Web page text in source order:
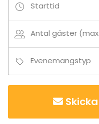
Starttid
Antal gäster
Evenemangstyp